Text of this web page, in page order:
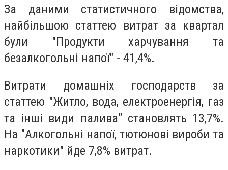
За даними статистичного відомства,
найбільшою статтею витрат за квартал
були "Продукти харчування та
безалкогольні напої" - 41,4%.
Витрати домашніх господарств за
статтею "Житло, вода, електроенергія, газ
та інші види палива" становлять 13,7%.
На "Алкогольні напої, тютюнові вироби та
наркотики" йде 7,8% витрат.